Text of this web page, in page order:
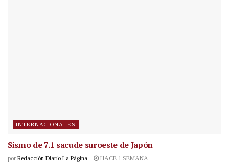
INTERNACIONALES
Sismo de 7.1 sacude suroeste de Japón
por Redacción Diario La Página HACE 1 SEMANA